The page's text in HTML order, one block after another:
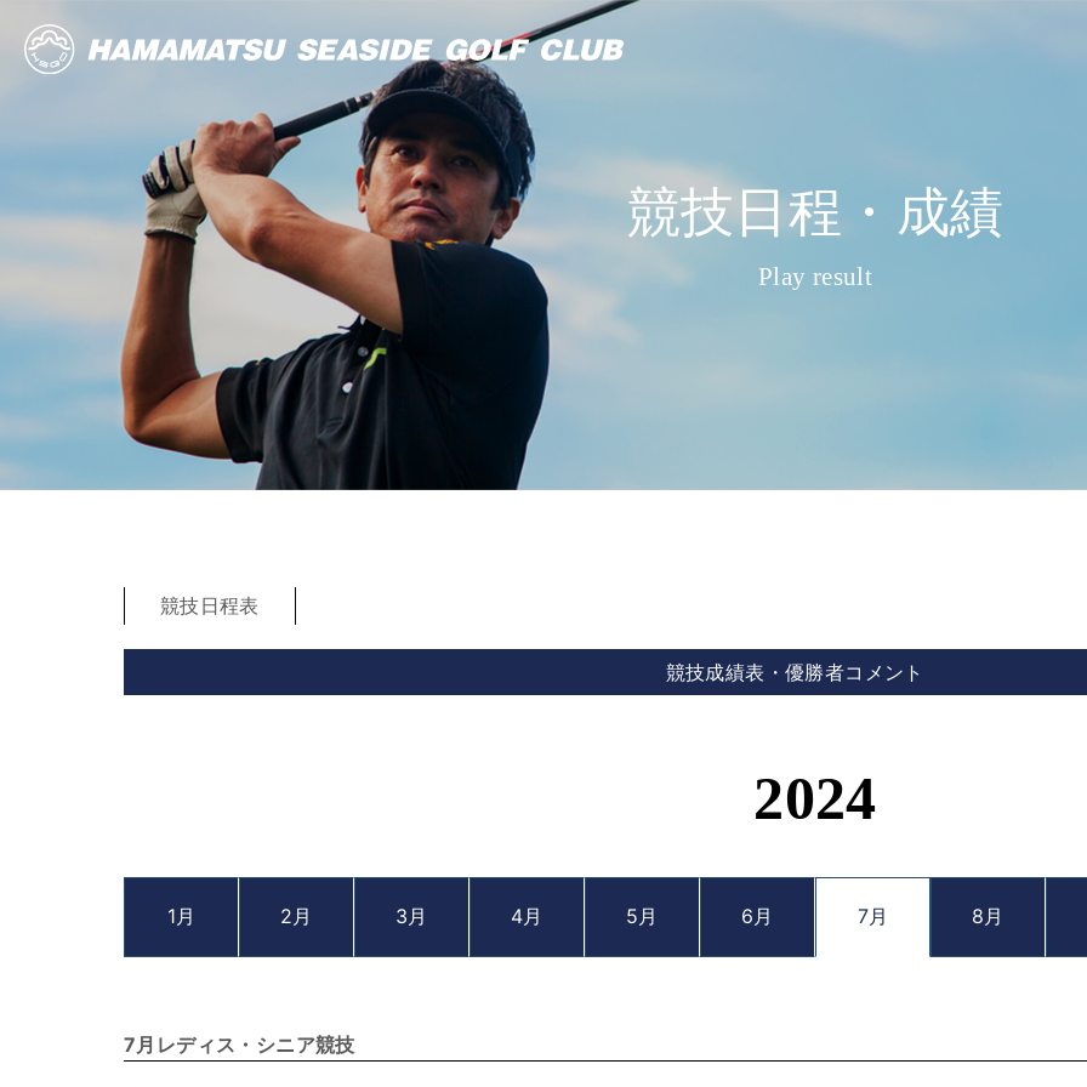
競技日程・成績
Play result
競技日程表
競技成績表・優勝者コメント
2024
1月 2月 3月 4月 5月 6月 7月 8月
7月レディス・シニア競技